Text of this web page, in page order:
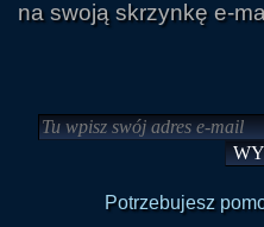
na swoją skrzynkę e-
Potrzebujesz